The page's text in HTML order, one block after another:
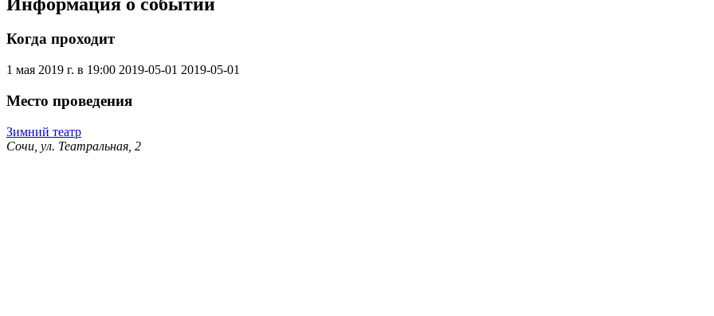
Когда проходит
1 мая 2019 г. в 19:00 2019-05-01 2019-05-01
Место проведения
Зимний театр
Сочи, ул. Театральная, 2